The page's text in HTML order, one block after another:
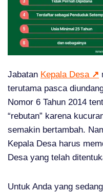
Jabatan Kepala Desa ↗
terutama pasca
Nomor 6 Tahun 2014
“rebutan” karena
semakin bertambah.
Kepala Desa harus
Desa yang telah
Untuk Anda yang